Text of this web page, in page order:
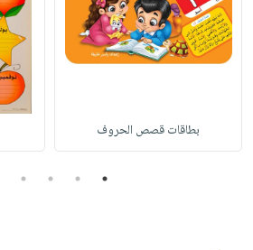
بطاقات قصص الحروف
1
2
3
4